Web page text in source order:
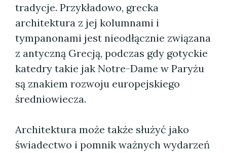
tradycje. Przykładowo, grecka
architektura z jej kolumnami i
tympanonami jest nieodłącznie związana
z antyczną Grecją, podczas gdy gotyckie
katedry takie jak Notre-Dame w Paryżu
są znakiem rozwoju europejskiego
średniowiecza.
Architektura może także służyć jako
świadectwo i pomnik ważnych wydarzeń